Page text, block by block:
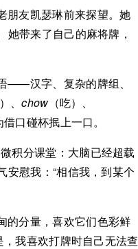
朋友凯瑟琳前来探望。她
带来了自己的麻将牌，
——汉字、复杂的牌组、
、chow（吃）、
口碰杯抿上一口。
积分课堂：大脑已经超载
慰我：“相信我，到某个
的分量，喜欢它们色彩鲜
我喜欢打牌时自己无法查